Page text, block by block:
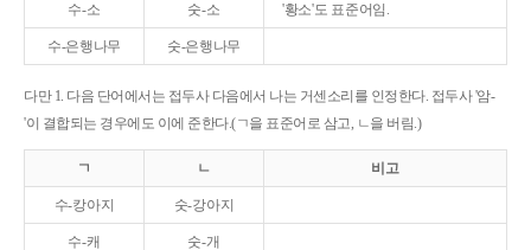
수-소 숫-소 '황소'도 표준어임.
수-은행나무 숫-은행나무
다만 1. 다음 단어에서는 접두사 다음에서 나는 거센소리를 인정한다. 접두사 '암-
'이 결합되는 경우에도 이에 준한다.(ㄱ을 표준어로 삼고, ㄴ을 버림.)
ㄱ ㄴ 비고
수-캉아지 숫-강아지
수-캐 숫-개